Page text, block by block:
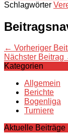
Schlagwörter
← Vorheriger
Nächster Beitrag
Kategorien
Allgemein
Berichte
Bogenliga
Turniere
Aktuelle Beiträge